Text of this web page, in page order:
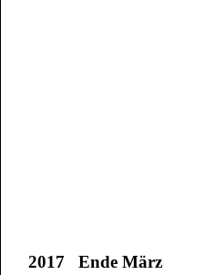
2017 Ende März